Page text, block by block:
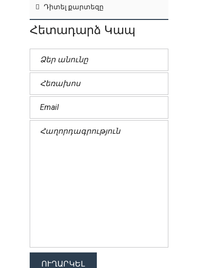
Դիտել քարտեզը
Հետադարձ Կապ